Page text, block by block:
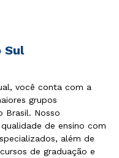
Sul
você conta com a
grupos
Brasil. Nosso
de ensino com
além de
de graduação e